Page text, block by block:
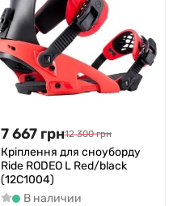
7 667 грн12 300 грн
Кріплення для сноуборду
Ride RODEO L Red/black
(12C1004)
В наличии